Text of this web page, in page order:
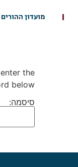
מועדון ההורים
the
below.
סיסמה: